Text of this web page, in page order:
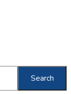
Search